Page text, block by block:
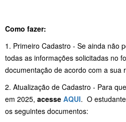
Como fazer:
1. Primeiro Cadastro - Se ainda não
todas as informações solicitadas no
documentação de acordo com a sua
2. Atualização de Cadastro - Para
em 2025, acesse AQUI. O
os seguintes documentos: